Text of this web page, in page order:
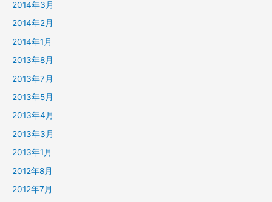
2014年3月
2014年2月
2014年1月
2013年8月
2013年7月
2013年5月
2013年4月
2013年3月
2013年1月
2012年8月
2012年7月